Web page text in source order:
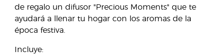
de regalo un difusor "Precious Moments" que te
ayudará a llenar tu hogar con los aromas de la
época festiva.
Incluye: